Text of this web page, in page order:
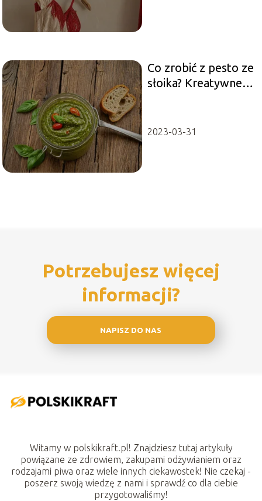
Co zrobić z pesto ze
słoika? Kreatywne
2023-03-31
Potrzebujesz więcej
informacji?
NAPISZ DO NAS
Witamy w polskikraft.pl! Znajdziesz tutaj artykuły
powiązane ze zdrowiem, zakupami odżywianiem oraz
rodzajami piwa oraz wiele innych ciekawostek! Nie czekaj -
poszerz swoją wiedzę z nami i sprawdź co dla ciebie
przygotowaliśmy!